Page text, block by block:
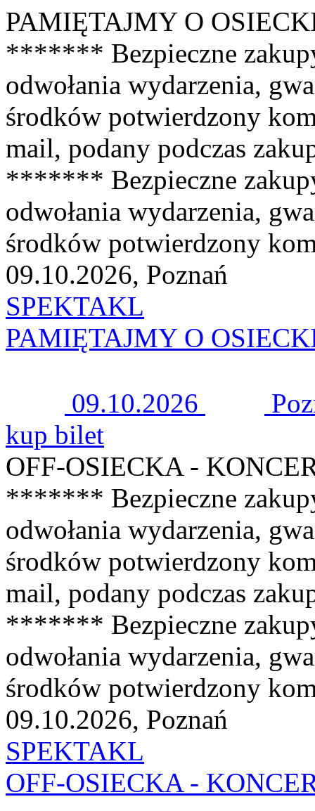
PAMIĘTAJMY O
******* Bezpieczne
odwołania wydarzenia,
środków potwierdzony
mail, podany podczas
******* Bezpieczne
odwołania wydarzenia,
środków potwierdzony
09.10.2026, Poznań
SPEKTAKL
PAMIĘTAJMY O
09.10.2026
kup bilet
OFF-OSIECKA -
******* Bezpieczne
odwołania wydarzenia,
środków potwierdzony
mail, podany podczas
******* Bezpieczne
odwołania wydarzenia,
środków potwierdzony
09.10.2026, Poznań
SPEKTAKL
OFF-OSIECKA -